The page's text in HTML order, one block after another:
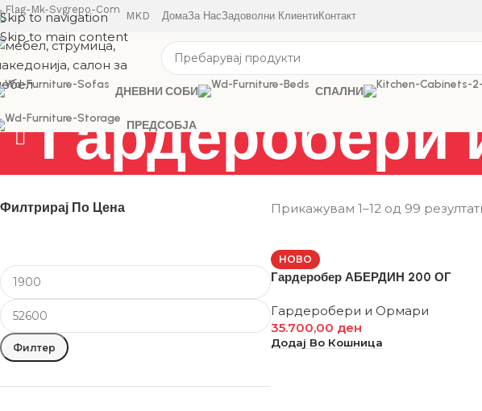
Skip to navigation
Skip to main content
MKD ДомаЗа НасЗадоволни КлиентиКонтакт
ДНЕВНИ СОБИ СПАЛНИ
ПРЕДСОБЈА
Гардеробери
Филтрирај По Цена
Филтер
Прикажувам 1–12 од 99
НОВО
Гардеробер АБЕРДИН 200 ОГ
Гардеробери и Ормари
35.700,00 ден
Додај Во Кошница